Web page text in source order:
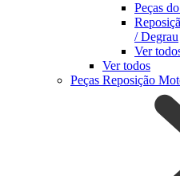
Peças
/ Degrau
Ver
Ver todos
Peças Reposição